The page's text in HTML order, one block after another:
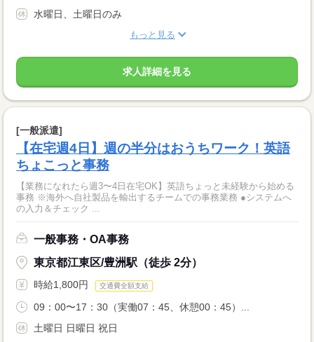
水曜日、土曜日のみ
もっと見る
求人詳細を見る
[一般派遣]
【在宅週4日】週の半分はおうちワーク！英語
ちょこっと事務
【業務になれたら週3〜4日在宅OK】英語ちょっと未経験から始める
事務 ※海外へ自社製品を輸出するチームでの事務業務 ●システムへ
の入力＆チェック ...
一般事務・OA事務
東京都江東区/豊洲駅（徒歩 2分）
時給1,800円 交通費全額支給
09：00〜17：30（実働07：45、休憩00：45）...
土曜日 日曜日 祝日